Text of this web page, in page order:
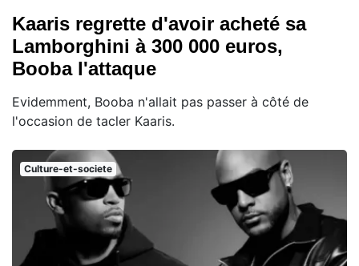
Kaaris regrette d'avoir acheté sa
Lamborghini à 300 000 euros,
Booba l'attaque
Evidemment, Booba n'allait pas passer à côté de
l'occasion de tacler Kaaris.
Culture-et-societe